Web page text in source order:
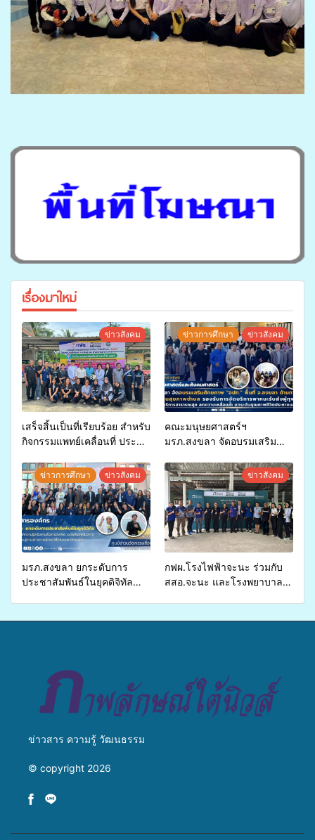
เรื่องมาใหม่
ข่าวสังคม
เสร็จสิ้นเป็นที่เรียบร้อย สำหรับ
กิจกรรมแพทย์เคลื่อนที่ ประจำ
สุขภาพแก่ประชาชนในพื้นที่
อำเภอจะนะ
ข่าวการศึกษา ข่าวสังคม
คณะมนุษยศาสตร์ฯ
มรภ.สงขลา จัดอบรมเสริม
จ่ายงบกองทุนสุขภาพตำบล
รองรับการจัดบริการพาหนะรับ
ส่งผู้ทุพพลภาพเพื่อเข้ารับ
บริการสาธารณสุข ลดความ
เหลื่อมล้ำ ยกระดับคุณภาพ
ชีวิตประชาชนอย่างยั่งยืน
ข่าวการศึกษา ข่าวสังคม
มรภ.สงขลา ยกระดับการ
ประชาสัมพันธ์ในยุคดิจิทัล
ข่าวสังคม
กฟผ.โรงไฟฟ้าจะนะ ร่วมกับ
สสอ.จะนะ และโรงพยาบาล
ข่าวสาร ความรู้ วัฒนธรรม
© copyright 2026